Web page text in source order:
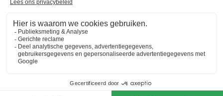
6.8 Voldoende